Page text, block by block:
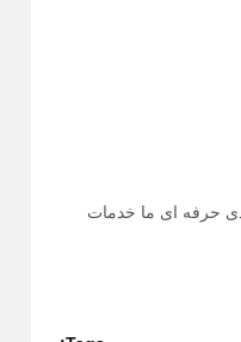
حرفه ای ما خدمات